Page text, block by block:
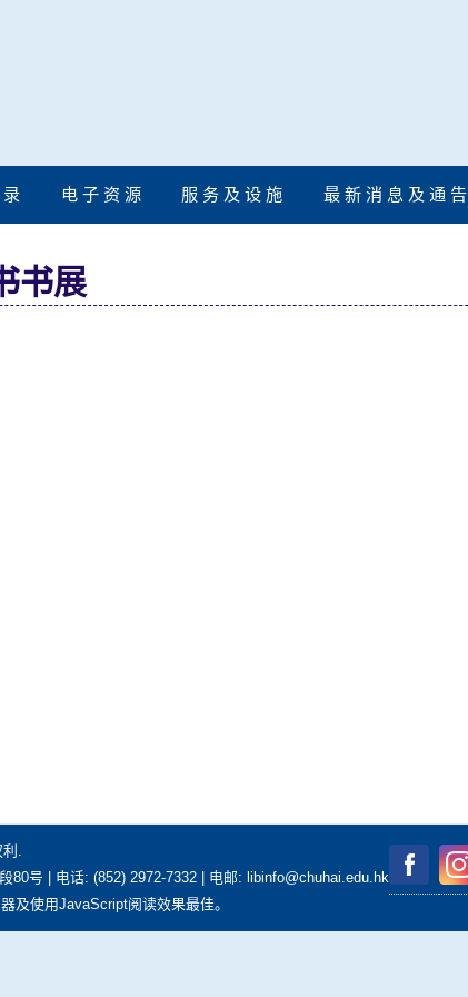
录 电 子 资 源 服 务 及 设 施 最 新 消 息 及 通 告
书展
.
80号 | 电话: (852) 2972-7332 | 电邮: libinfo@chuhai.edu.hk
及使用JavaScript阅读效果最佳。